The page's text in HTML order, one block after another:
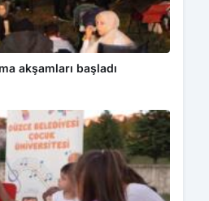
akşamları başladı